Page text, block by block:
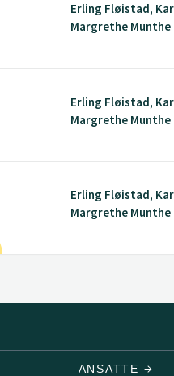
Erling Fløistad,
Margrethe Munthe
Erling Fløistad,
Margrethe Munthe
Erling Fløistad,
Margrethe Munthe
ANSATTE